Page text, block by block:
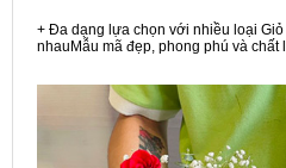
+ Đa dạng lựa chọn với nhiều loại
nhauMẫu mã đẹp, phong phú và chất